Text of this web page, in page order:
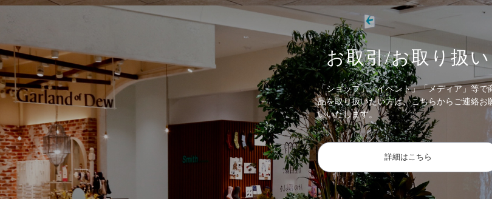
お取引/お取り扱い
「ショップ」「イベント」「メディア」等で
品を取り扱いたい方は、こちらからご連絡お
いいたします。
詳細はこちら